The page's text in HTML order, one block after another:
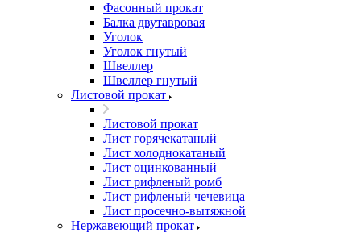
Фасонный прокат
Балка двутавровая
Уголок
Уголок гнутый
Швеллер
Швеллер гнутый
Листовой прокат
Листовой прокат
Лист горячекатаный
Лист холоднокатаный
Лист оцинкованный
Лист рифленый ромб
Лист рифленый чечевица
Лист просечно-вытяжной
Нержавеющий прокат